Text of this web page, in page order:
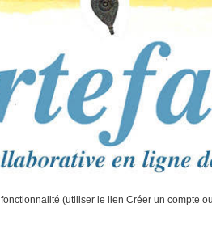
(utiliser le lien Créer un compte